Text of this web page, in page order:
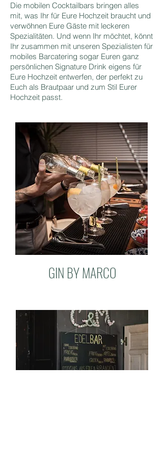
Die mobilen Cocktailbars bringen alles
mit, was Ihr für Eure Hochzeit braucht und
verwöhnen Eure Gäste mit leckeren
Spezialitäten. Und wenn Ihr möchtet, könnt
Ihr zusammen mit unseren Spezialisten für
mobiles Barcatering sogar Euren ganz
persönlichen Signature Drink eigens für
Eure Hochzeit entwerfen, der perfekt zu
Euch als Brautpaar und zum Stil Eurer
Hochzeit passt.
GIN BY MARCO